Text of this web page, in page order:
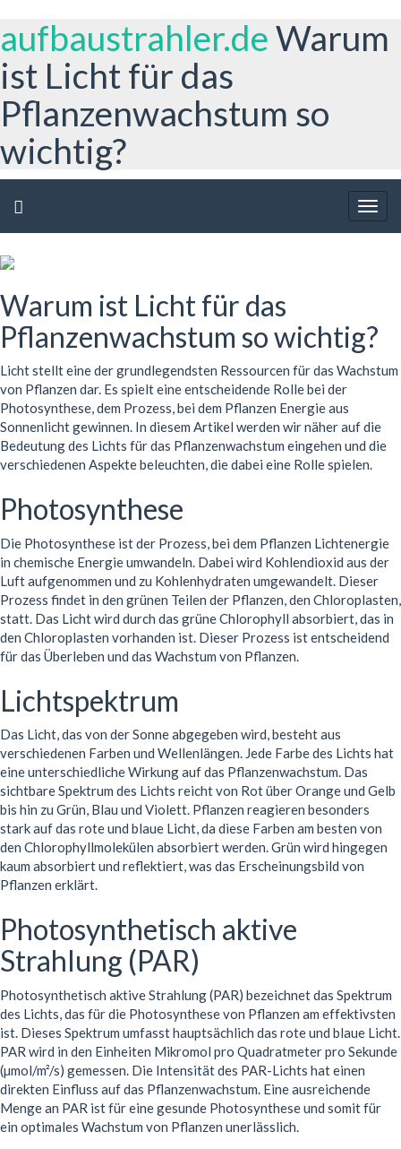
aufbaustrahler.deWarum
ist Licht für das
Pflanzenwachstum so
wichtig?
Warum ist Licht für das
Pflanzenwachstum so wichtig?
Licht stellt eine der grundlegendsten Ressourcen für das Wachstum
von Pflanzen dar. Es spielt eine entscheidende Rolle bei der
Photosynthese, dem Prozess, bei dem Pflanzen Energie aus
Sonnenlicht gewinnen. In diesem Artikel werden wir näher auf die
Bedeutung des Lichts für das Pflanzenwachstum eingehen und die
verschiedenen Aspekte beleuchten, die dabei eine Rolle spielen.
Photosynthese
Die Photosynthese ist der Prozess, bei dem Pflanzen Lichtenergie
in chemische Energie umwandeln. Dabei wird Kohlendioxid aus der
Luft aufgenommen und zu Kohlenhydraten umgewandelt. Dieser
Prozess findet in den grünen Teilen der Pflanzen, den Chloroplasten,
statt. Das Licht wird durch das grüne Chlorophyll absorbiert, das in
den Chloroplasten vorhanden ist. Dieser Prozess ist entscheidend
für das Überleben und das Wachstum von Pflanzen.
Lichtspektrum
Das Licht, das von der Sonne abgegeben wird, besteht aus
verschiedenen Farben und Wellenlängen. Jede Farbe des Lichts hat
eine unterschiedliche Wirkung auf das Pflanzenwachstum. Das
sichtbare Spektrum des Lichts reicht von Rot über Orange und Gelb
bis hin zu Grün, Blau und Violett. Pflanzen reagieren besonders
stark auf das rote und blaue Licht, da diese Farben am besten von
den Chlorophyllmolekülen absorbiert werden. Grün wird hingegen
kaum absorbiert und reflektiert, was das Erscheinungsbild von
Pflanzen erklärt.
Photosynthetisch aktive
Strahlung (PAR)
Photosynthetisch aktive Strahlung (PAR) bezeichnet das Spektrum
des Lichts, das für die Photosynthese von Pflanzen am effektivsten
ist. Dieses Spektrum umfasst hauptsächlich das rote und blaue Licht.
PAR wird in den Einheiten Mikromol pro Quadratmeter pro Sekunde
(µmol/m²/s) gemessen. Die Intensität des PAR-Lichts hat einen
direkten Einfluss auf das Pflanzenwachstum. Eine ausreichende
Menge an PAR ist für eine gesunde Photosynthese und somit für
ein optimales Wachstum von Pflanzen unerlässlich.